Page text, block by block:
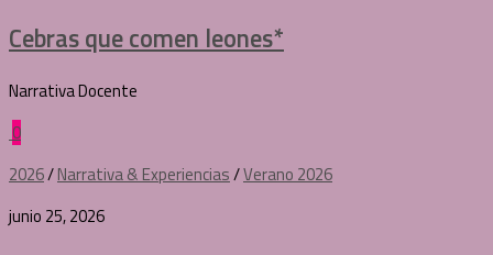
Cebras que comen leones*
Narrativa Docente
0
2026/Narrativa & Experiencias/Verano 2026
junio 25, 2026